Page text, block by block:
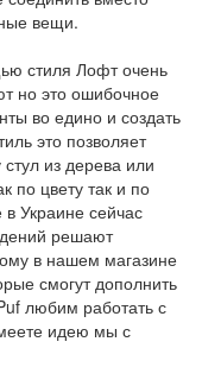
вещи.
стиля Лофт очень
но это ошибочное
во едино и создать
это позволяет
из дерева или
по цвету так и по
Украине сейчас
решают
в нашем магазине
смогут дополнить
любим работать с
идею мы с